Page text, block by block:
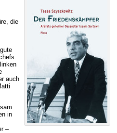
die
auch
in
–